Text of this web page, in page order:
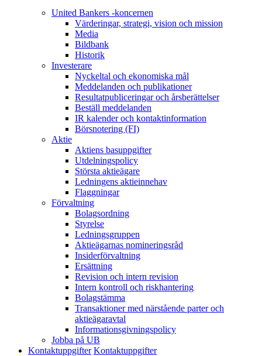
United Bankers -koncernen
Värderingar, strategi, vision och mission
Media
Bildbank
Historik
Investerare
Nyckeltal och ekonomiska mål
Meddelanden och publikationer
Resultatpubliceringar och årsberättelser
Beställ meddelanden
IR kalender och kontaktinformation
Börsnotering (FI)
Aktie
Aktiens basuppgifter
Utdelningspolicy
Största aktieägare
Ledningens aktieinnehav
Flaggningar
Förvaltning
Bolagsordning
Styrelse
Ledningsgruppen
Aktieägarnas nomineringsråd
Insiderförvaltning
Ersättning
Revision och intern revision
Intern kontroll och riskhantering
Bolagstämma
Transaktioner med närstående parter och
aktieägaravtal
Informationsgivningspolicy
Jobba på UB
Kontaktuppgifter Kontaktuppgifter